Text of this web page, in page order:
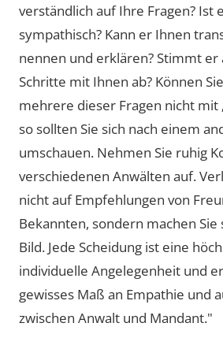
verständlich auf Ihre Fragen? Ist
sympathisch? Kann er Ihnen
nennen und erklären? Stimmt
Schritte mit Ihnen ab? Können
mehrere dieser Fragen nicht mit
so sollten Sie sich nach einem
umschauen. Nehmen Sie ruhig
verschiedenen Anwälten auf.
nicht auf Empfehlungen von
Bekannten, sondern machen Sie
Bild. Jede Scheidung ist eine
individuelle Angelegenheit und
gewisses Maß an Empathie und
zwischen Anwalt und Mandant."